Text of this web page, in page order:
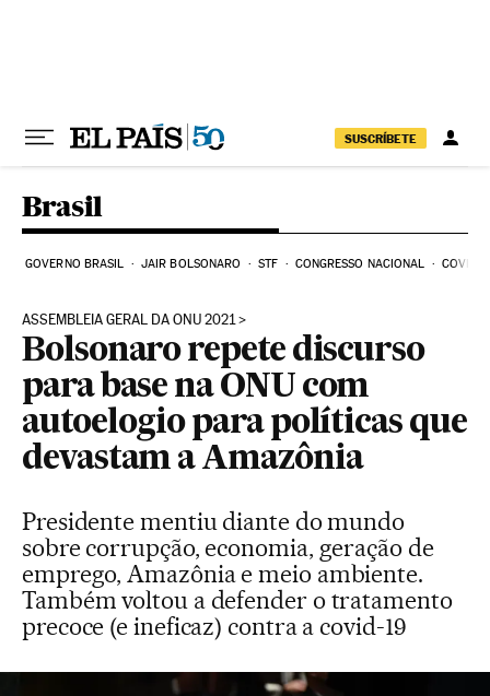
SUSCRÍBETE
Brasil
GOVERNO BRASIL JAIR BOLSONARO STF CONGRESSO NACIONAL COVID-
ASSEMBLEIA GERAL DA ONU 2021
Bolsonaro repete discurso
para base na ONU com
autoelogio para políticas que
devastam a Amazônia
Presidente mentiu diante do mundo
sobre corrupção, economia, geração de
emprego, Amazônia e meio ambiente.
Também voltou a defender o tratamento
precoce (e ineficaz) contra a covid-19